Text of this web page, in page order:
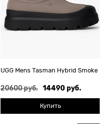
UGG Mens Tasman Hybrid Smoke
20600 руб. 14490 руб.
Купить